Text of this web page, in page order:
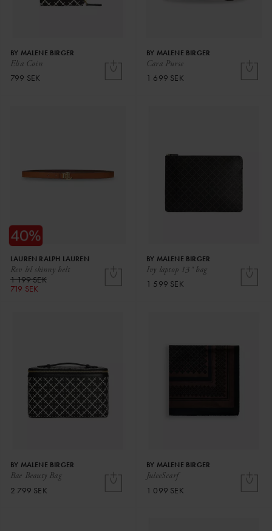
Elia Coin
BY MALENE BIRGER
799 SEK
Cara Purse
BY MALENE BIRGER
1 699 SEK
Rev lrl skinny belt
LAUREN RALPH LAUREN
1 199 SEK
719 SEK
Ivy laptop 13" bag
BY MALENE BIRGER
1 599 SEK
Bae Beauty Bag
BY MALENE BIRGER
2 799 SEK
JuleeScarf
BY MALENE BIRGER
1 099 SEK